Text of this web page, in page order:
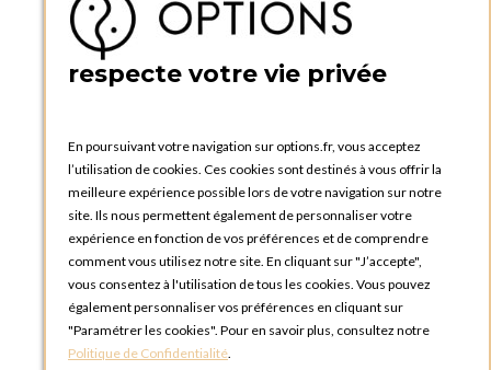
Créer un compte
PRATIQUE
Catalogues et bons de commande
Tutoriels
OPTIONS LUXEMBOURG
13 rue Paul Rischard
5324 Contern
LUXEMBOURG
respecte votre vie privée
En poursuivant votre navigation sur options.fr, vous acceptez
l’utilisation de cookies. Ces cookies sont destinés à vous offrir la
meilleure expérience possible lors de votre navigation sur notre
site. Ils nous permettent également de personnaliser votre
expérience en fonction de vos préférences et de comprendre
comment vous utilisez notre site. En cliquant sur "J’accepte",
vous consentez à l'utilisation de tous les cookies. Vous pouvez
également personnaliser vos préférences en cliquant sur
"Paramétrer les cookies". Pour en savoir plus, consultez notre
Politique de Confidentialité.